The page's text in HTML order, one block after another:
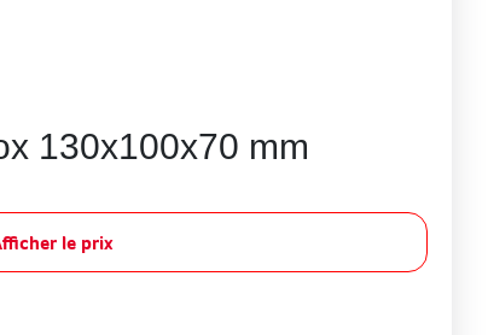
130x100x70 mm
le prix